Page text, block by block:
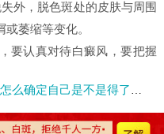
，脱色斑处的皮肤与周围
萎缩等变化。
要认真对待白癜风，要把握
定自己是不是得了白癜风